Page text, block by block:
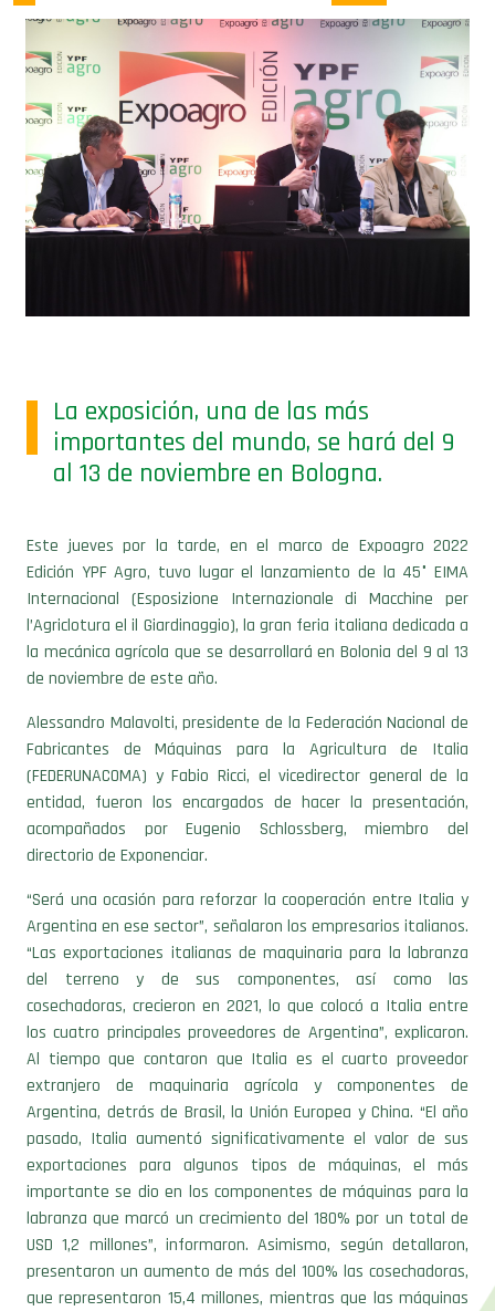
La exposición, una de las más
importantes del mundo, se hará del 9
al 13 de noviembre en Bologna.
Este jueves por la tarde, en el marco de Expoagro 2022
Edición YPF Agro, tuvo lugar el lanzamiento de la 45° EIMA
Internacional (Esposizione Internazionale di Macchine per
l’Agriclotura el il Giardinaggio), la gran feria italiana dedicada a
la mecánica agrícola que se desarrollará en Bolonia del 9 al 13
de noviembre de este año.
Alessandro Malavolti, presidente de la Federación Nacional de
Fabricantes de Máquinas para la Agricultura de Italia
(FEDERUNACOMA) y Fabio Ricci, el vicedirector general de la
entidad, fueron los encargados de hacer la presentación,
acompañados por Eugenio Schlossberg, miembro del
directorio de Exponenciar.
“Será una ocasión para reforzar la cooperación entre Italia y
Argentina en ese sector”, señalaron los empresarios italianos.
“Las exportaciones italianas de maquinaria para la labranza
del terreno y de sus componentes, así como las
cosechadoras, crecieron en 2021, lo que colocó a Italia entre
los cuatro principales proveedores de Argentina”, explicaron.
Al tiempo que contaron que Italia es el cuarto proveedor
extranjero de maquinaria agrícola y componentes de
Argentina, detrás de Brasil, la Unión Europea y China. “El año
pasado, Italia aumentó significativamente el valor de sus
exportaciones para algunos tipos de máquinas, el más
importante se dio en los componentes de máquinas para la
labranza que marcó un crecimiento del 180% por un total de
USD 1,2 millones”, informaron. Asimismo, según detallaron,
presentaron un aumento de más del 100% las cosechadoras,
que representaron 15,4 millones, mientras que las máquinas